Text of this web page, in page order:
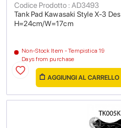
Tank Pad Kawasaki Style X-3
H=24cm/W=17cm
Codice Prodotto : AD3493
Non-Stock Item - Tempistica 19
Days from purchase
AGGIUNGI AL CARRELLO